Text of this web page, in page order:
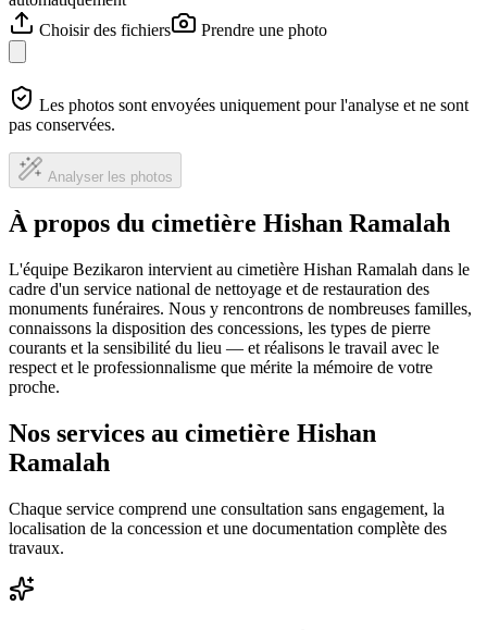
Choisir des fichiers
Prendre une photo
Les photos sont envoyées uniquement pour l'analyse et ne sont
pas conservées.
Analyser les photos
À propos du cimetière Hishan Ramalah
L'équipe Bezikaron intervient au cimetière Hishan Ramalah dans le
cadre d'un service national de nettoyage et de restauration des
monuments funéraires. Nous y rencontrons de nombreuses familles,
connaissons la disposition des concessions, les types de pierre
courants et la sensibilité du lieu — et réalisons le travail avec le
respect et le professionnalisme que mérite la mémoire de votre
proche.
Nos services au cimetière Hishan
Ramalah
Chaque service comprend une consultation sans engagement, la
localisation de la concession et une documentation complète des
travaux.